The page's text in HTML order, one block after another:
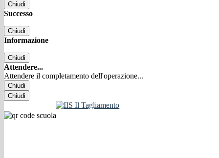
Chiudi
Successo
Chiudi
Informazione
Chiudi
Attendere...
Attendere il completamento dell'operazione...
Chiudi
Chiudi